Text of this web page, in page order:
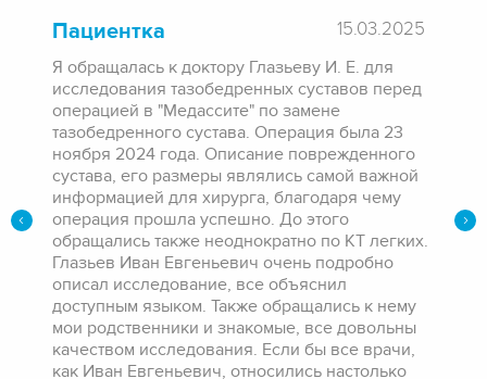
Пациентка
15.03.2025
Я обращалась к доктору Глазьеву И. Е. для
исследования тазобедренных суставов перед
операцией в "Медассите" по замене
тазобедренного сустава. Операция была 23
ноября 2024 года. Описание поврежденного
сустава, его размеры являлись самой важной
информацией для хирурга, благодаря чему
операция прошла успешно. До этого
обращались также неоднократно по КТ легких​.
Глазьев Иван Евгеньевич очень подробно
описал исследование, все объяснил
доступным языком. Также обращались к нему
мои родственники и знакомые, все довольны
качеством исследования. Если бы все врачи,
как Иван Евгеньевич, относились настолько